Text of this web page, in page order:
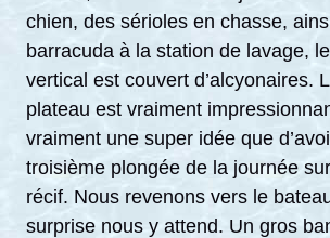
chien, des sérioles en chasse,
barracuda à la station de lavage,
vertical est couvert d’alcyonaires.
plateau est vraiment
vraiment une super idée que
troisième plongée de la journée
récif. Nous revenons vers le
surprise nous y attend. Un gros